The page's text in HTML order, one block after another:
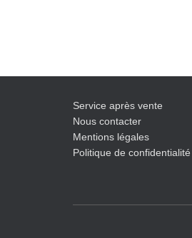
Service après vente
Nous contacter
Mentions légales
Politique de confidentialité